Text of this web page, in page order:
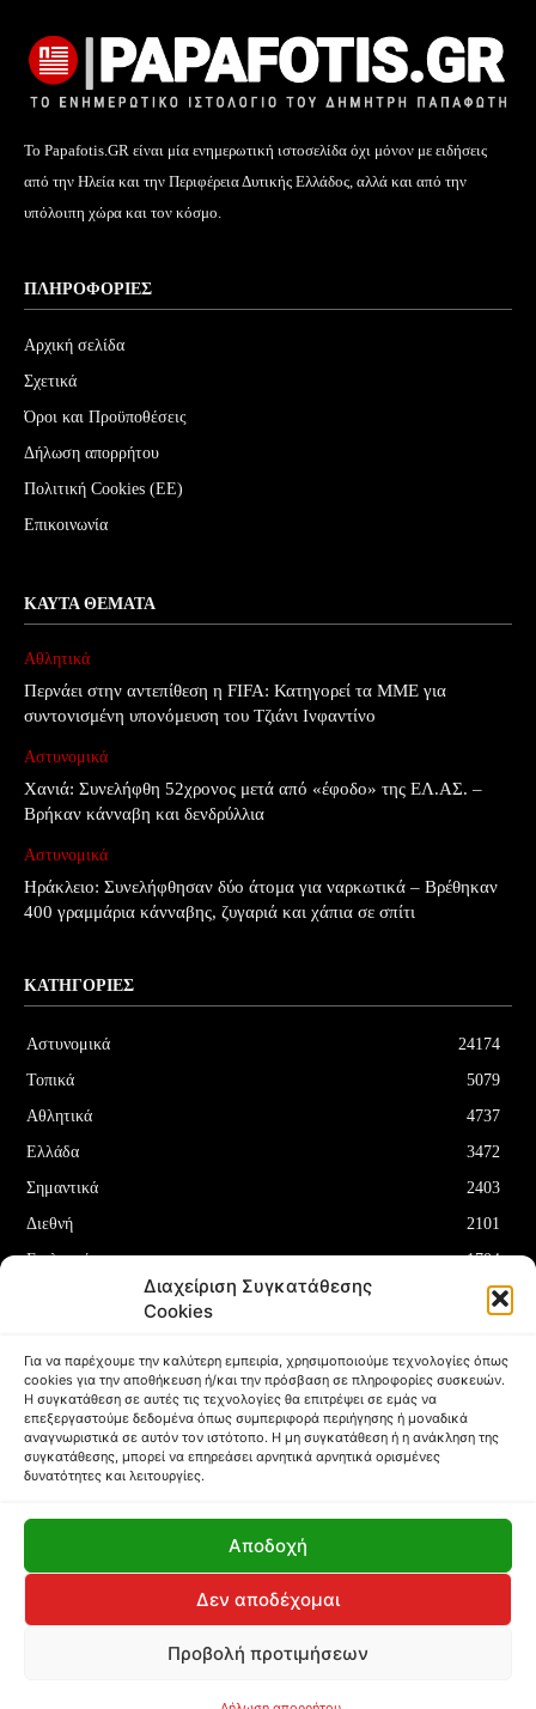
Διαχείριση Συγκατάθεσης
Cookies
Για να παρέχουμε την καλύτερη εμπειρία, χρησιμοποιούμε τεχνολογίες όπως
cookies για την αποθήκευση ή/και την πρόσβαση σε πληροφορίες συσκευών.
Η συγκατάθεση σε αυτές τις τεχνολογίες θα επιτρέψει σε εμάς να
επεξεργαστούμε δεδομένα όπως συμπεριφορά περιήγησης ή μοναδικά
αναγνωριστικά σε αυτόν τον ιστότοπο. Η μη συγκατάθεση ή η ανάκληση της
συγκατάθεσης, μπορεί να επηρεάσει αρνητικά αρνητικά ορισμένες
δυνατότητες και λειτουργίες.
Αποδοχή
Δεν αποδέχομαι
Προβολή προτιμήσεων
Το Papafotis.GR είναι μία ενημερωτική ιστοσελίδα όχι μόνον με ειδήσεις
από την Ηλεία και την Περιφέρεια Δυτικής Ελλάδος, αλλά και από την
υπόλοιπη χώρα και τον κόσμο.
ΠΛΗΡΟΦΟΡΊΕΣ
Αρχική σελίδα
Σχετικά
Όροι και Προϋποθέσεις
Δήλωση απορρήτου
Πολιτική Cookies (ΕΕ)
Επικοινωνία
ΚΑΥΤΆ ΘΈΜΑΤΑ
Αθλητικά
Περνάει στην αντεπίθεση η FIFA: Κατηγορεί τα MME για
συντονισμένη υπονόμευση του Τζιάνι Ινφαντίνο
Αστυνομικά
Χανιά: Συνελήφθη 52χρονος μετά από «έφοδο» της ΕΛ.ΑΣ. –
Βρήκαν κάνναβη και δενδρύλλια
Αστυνομικά
Ηράκλειο: Συνελήφθησαν δύο άτομα για ναρκωτικά – Βρέθηκαν
400 γραμμάρια κάνναβης, ζυγαριά και χάπια σε σπίτι
ΚΑΤΗΓΟΡΊΕΣ
Αστυνομικά
24174
Τοπικά
5079
Αθλητικά
4737
Ελλάδα
3472
Σημαντικά
2403
Διεθνή
2101
Επιλεγμένα
1704
1180
ΌΡΟΙ ΚΑΙ ΠΡΟΫΠΟΘΈΣΕΙΣ
ΠΟΛΙΤΙΚΉ COOKIES (ΕΕ)
Copyright © Papafotis.gr 2024